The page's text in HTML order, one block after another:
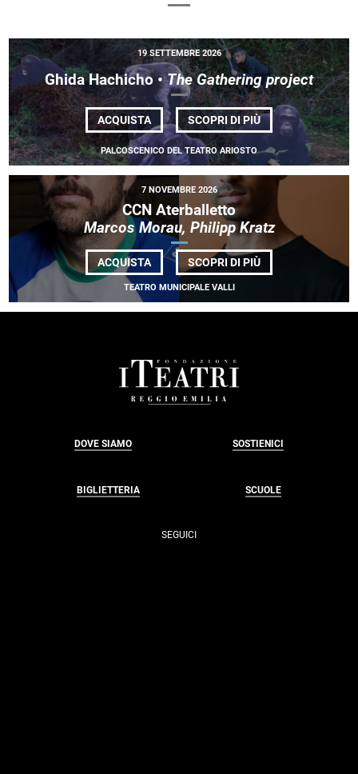
19 SETTEMBRE 2026
Ghida Hachicho •The Gathering project
ACQUISTA SCOPRI DI PIÙDI
GHIDA HACHICHO
<EM>THE
GATHERING
PROJECT</EM>
PALCOSCENICO DEL TEATRO ARIOSTO
7 NOVEMBRE 2026
CCN Aterballetto
Marcos Morau, Philipp Kratz
ACQUISTA SCOPRI DI PIÙDI
CCN
MORAU,
TEATRO MUNICIPALE VALLI
DOVE SIAMO SOSTIENICI
BIGLIETTERIA SCUOLE
SEGUICI